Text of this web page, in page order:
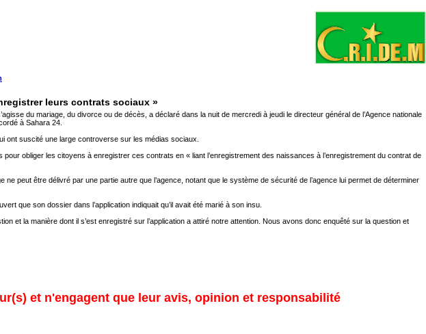
leurs contrats sociaux »
du mariage, du divorce ou de décès, a déclaré dans la nuit de mercredi à jeudi le directeur général de l’Agence nationale
à Sahara 24.
ont suscité une large controverse sur les médias sociaux.
obliger les citoyens à enregistrer ces contrats en « liant l’enregistrement des naissances à l’enregistrement du contrat de
peut être délivré par une partie autre que l’agence, notant que le système de sécurité de l’agence lui permet de déterminer
que son dossier dans l’application indiquait qu’il avait été marié à son insu.
et la manière dont il s’est enregistré sur l’application a attiré notre attention. Nous avons donc enquêté sur la question et
et n'engagent que leur avis, opinion et responsabilité